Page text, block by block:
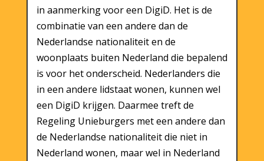
in aanmerking voor een DigiD. Het is de
combinatie van een andere dan de
Nederlandse nationaliteit en de
woonplaats buiten Nederland die bepalend
is voor het onderscheid. Nederlanders die
in een andere lidstaat wonen, kunnen wel
een DigiD krijgen. Daarmee treft de
Regeling Unieburgers met een andere dan
de Nederlandse nationaliteit die niet in
Nederland wonen, maar wel in Nederland